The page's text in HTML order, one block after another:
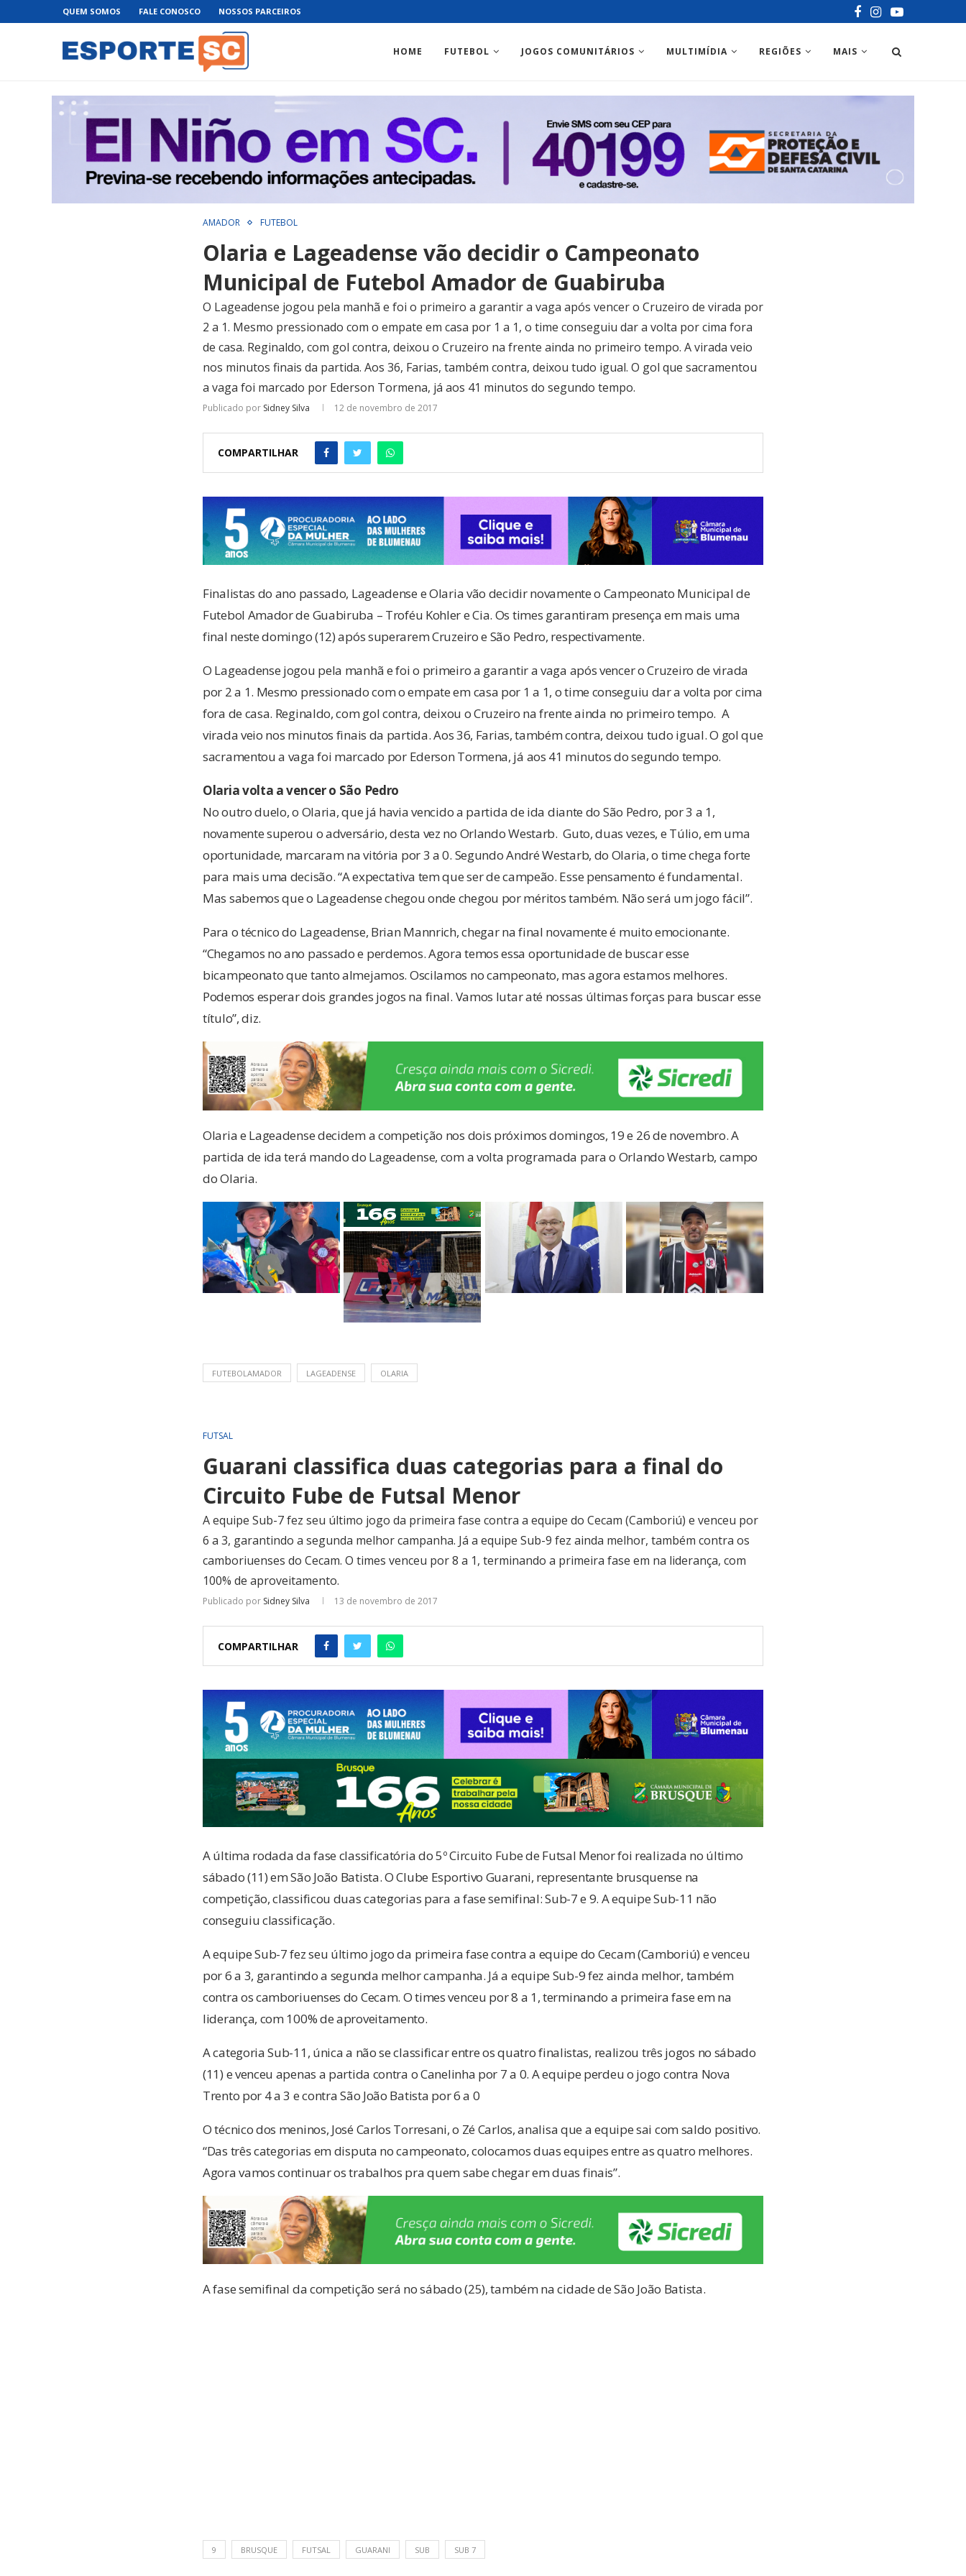
QUEM SOMOS FALE CONOSCO NOSSOS PARCEIROS
HOME FUTEBOL JOGOS COMUNITÁRIOS MULTIMÍDIA REGIÕES MAIS
AMADOR FUTEBOL
Olaria e Lageadense vão decidir o Campeonato
Municipal de Futebol Amador de Guabiruba
O Lageadense jogou pela manhã e foi o primeiro a garantir a vaga após vencer o Cruzeiro de virada por
2 a 1. Mesmo pressionado com o empate em casa por 1 a 1, o time conseguiu dar a volta por cima fora
de casa. Reginaldo, com gol contra, deixou o Cruzeiro na frente ainda no primeiro tempo. A virada veio
nos minutos finais da partida. Aos 36, Farias, também contra, deixou tudo igual. O gol que sacramentou
a vaga foi marcado por Ederson Tormena, já aos 41 minutos do segundo tempo.
Publicado por Sidney Silva 12 de novembro de 2017
COMPARTILHAR
Finalistas do ano passado, Lageadense e Olaria vão decidir novamente o Campeonato Municipal de
Futebol Amador de Guabiruba – Troféu Kohler e Cia. Os times garantiram presença em mais uma
final neste domingo (12) após superarem Cruzeiro e São Pedro, respectivamente.
O Lageadense jogou pela manhã e foi o primeiro a garantir a vaga após vencer o Cruzeiro de virada
por 2 a 1. Mesmo pressionado com o empate em casa por 1 a 1, o time conseguiu dar a volta por cima
fora de casa. Reginaldo, com gol contra, deixou o Cruzeiro na frente ainda no primeiro tempo. A
virada veio nos minutos finais da partida. Aos 36, Farias, também contra, deixou tudo igual. O gol que
sacramentou a vaga foi marcado por Ederson Tormena, já aos 41 minutos do segundo tempo.
Olaria volta a vencer o São Pedro
No outro duelo, o Olaria, que já havia vencido a partida de ida diante do São Pedro, por 3 a 1,
novamente superou o adversário, desta vez no Orlando Westarb. Guto, duas vezes, e Túlio, em uma
oportunidade, marcaram na vitória por 3 a 0. Segundo André Westarb, do Olaria, o time chega forte
para mais uma decisão. “A expectativa tem que ser de campeão. Esse pensamento é fundamental.
Mas sabemos que o Lageadense chegou onde chegou por méritos também. Não será um jogo fácil”.
Para o técnico do Lageadense, Brian Mannrich, chegar na final novamente é muito emocionante.
“Chegamos no ano passado e perdemos. Agora temos essa oportunidade de buscar esse
bicampeonato que tanto almejamos. Oscilamos no campeonato, mas agora estamos melhores.
Podemos esperar dois grandes jogos na final. Vamos lutar até nossas últimas forças para buscar esse
título”, diz.
Olaria e Lageadense decidem a competição nos dois próximos domingos, 19 e 26 de novembro. A
partida de ida terá mando do Lageadense, com a volta programada para o Orlando Westarb, campo
do Olaria.
FUTEBOLAMADOR LAGEADENSE OLARIA
FUTSAL
Guarani classifica duas categorias para a final do
Circuito Fube de Futsal Menor
A equipe Sub-7 fez seu último jogo da primeira fase contra a equipe do Cecam (Camboriú) e venceu por
6 a 3, garantindo a segunda melhor campanha. Já a equipe Sub-9 fez ainda melhor, também contra os
camboriuenses do Cecam. O times venceu por 8 a 1, terminando a primeira fase em na liderança, com
100% de aproveitamento.
Publicado por Sidney Silva 13 de novembro de 2017
COMPARTILHAR
A última rodada da fase classificatória do 5º Circuito Fube de Futsal Menor foi realizada no último
sábado (11) em São João Batista. O Clube Esportivo Guarani, representante brusquense na
competição, classificou duas categorias para a fase semifinal: Sub-7 e 9. A equipe Sub-11 não
conseguiu classificação.
A equipe Sub-7 fez seu último jogo da primeira fase contra a equipe do Cecam (Camboriú) e venceu
por 6 a 3, garantindo a segunda melhor campanha. Já a equipe Sub-9 fez ainda melhor, também
contra os camboriuenses do Cecam. O times venceu por 8 a 1, terminando a primeira fase em na
liderança, com 100% de aproveitamento.
A categoria Sub-11, única a não se classificar entre os quatro finalistas, realizou três jogos no sábado
(11) e venceu apenas a partida contra o Canelinha por 7 a 0. A equipe perdeu o jogo contra Nova
Trento por 4 a 3 e contra São João Batista por 6 a 0
O técnico dos meninos, José Carlos Torresani, o Zé Carlos, analisa que a equipe sai com saldo positivo.
“Das três categorias em disputa no campeonato, colocamos duas equipes entre as quatro melhores.
Agora vamos continuar os trabalhos pra quem sabe chegar em duas finais”.
A fase semifinal da competição será no sábado (25), também na cidade de São João Batista.
9 BRUSQUE FUTSAL GUARANI SUB SUB 7